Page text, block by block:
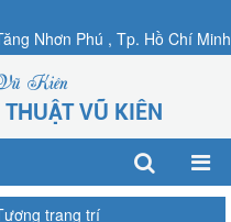
Nhơn Phú , Tp. Hồ Chí Minh
Kiên
VŨ KIÊN
trang trí